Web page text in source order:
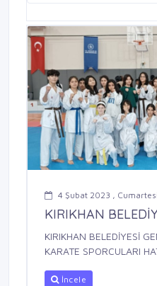
4 Şubat 2023 ,
KIRIKHAN
KIRIKHAN BELEDİYESİ
KARATE SPORCULARI
İncele